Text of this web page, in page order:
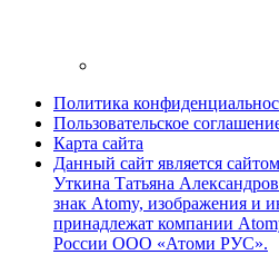
Политика
Пользовательское
Карта сайта
Данный сайт является
Уткина Татьяна
знак Atomy, изображения и
принадлежат компании
России ООО «Атоми РУС».